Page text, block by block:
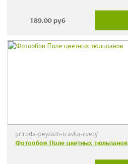
189.00 руб
priroda-peyzazh-travka-cvety
Фотообои Поле цветных тюльпанов